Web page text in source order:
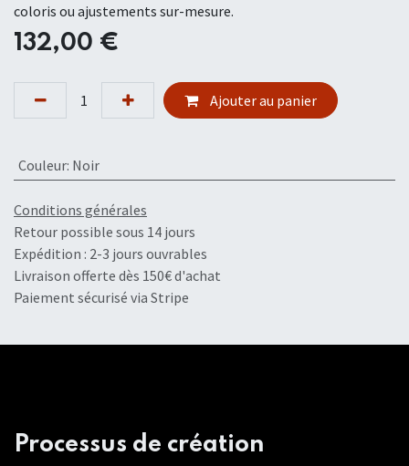
coloris ou ajustements sur-mesure.
132,00 €
Ajouter au panier
Couleur: Noir
Conditions générales
Retour possible sous 14 jours
Expédition : 2-3 jours ouvrables
Livraison offerte dès 150€ d'achat
Paiement sécurisé via Stripe
Processus de création